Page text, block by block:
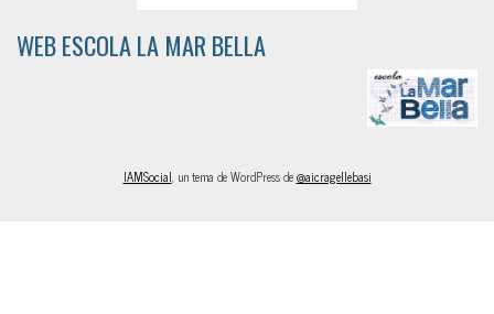
WEB ESCOLA LA MAR BELLA
IAMSocial, un tema de WordPress de@aicragellebasi